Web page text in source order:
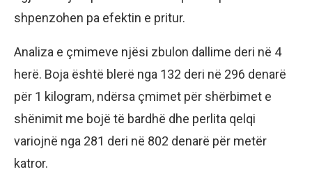
shpenzohen pa efektin e pritur.
Analiza e çmimeve njësi zbulon dallime deri në 4
herë. Boja është blerë nga 132 deri në 296 denarë
për 1 kilogram, ndërsa çmimet për shërbimet e
shënimit me bojë të bardhë dhe perlita qelqi
variojnë nga 281 deri në 802 denarë për metër
katror.